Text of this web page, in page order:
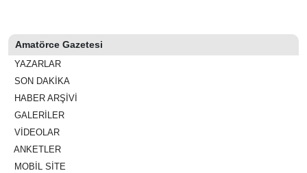
Amatörce Gazetesi
YAZARLAR
SON DAKİKA
HABER ARŞİVİ
GALERİLER
VİDEOLAR
ANKETLER
MOBİL SİTE